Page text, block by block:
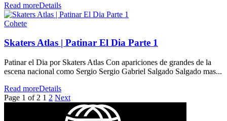
Read moreDetails
Cohete
Skaters Atlas | Patinar El Dia Parte 1
Patinar el Dia por Skaters Atlas Con apariciones de grandes de la
escena nacional como Sergio Sergio Gabriel Salgado Salgado mas...
Read moreDetails
Page 1 of 2 1 2 Next